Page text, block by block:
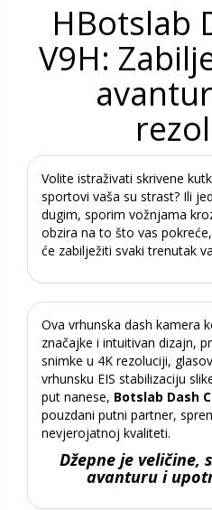
HBotslab
V9H:
Volite istraživati skrivene
sportovi vaša su strast? Ili
dugim, sporim vožnjama
obzira na to što vas pokreće,
će zabilježiti svaki trenutak
Ova vrhunska dash kamera
značajke i intuitivan dizajn,
snimke u 4K rezoluciji,
vrhunsku EIS stabilizaciju
put nanese, Botslab Dash
pouzdani putni partner,
nevjerojatnoj kvaliteti.
Džepne je veličine,
avanturu i